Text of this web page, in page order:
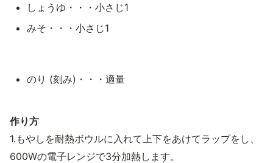
しょうゆ・・・小さじ1
みそ・・・小さじ1
のり (刻み)・・・適量
作り方
1.もやしを耐熱ボウルに入れて上下をあけてラップをし、
600Wの電子レンジで3分加熱します。